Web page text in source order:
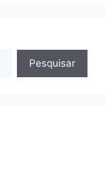
Pesquisar